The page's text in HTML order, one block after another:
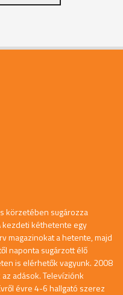
körzetében sugározza
kezdeti kéthetente egy
magazinokat a hetente, majd
naponta sugárzott élő
is elérhetők vagyunk. 2008
adások. Televíziónk
évre 4-6 hallgató szerez